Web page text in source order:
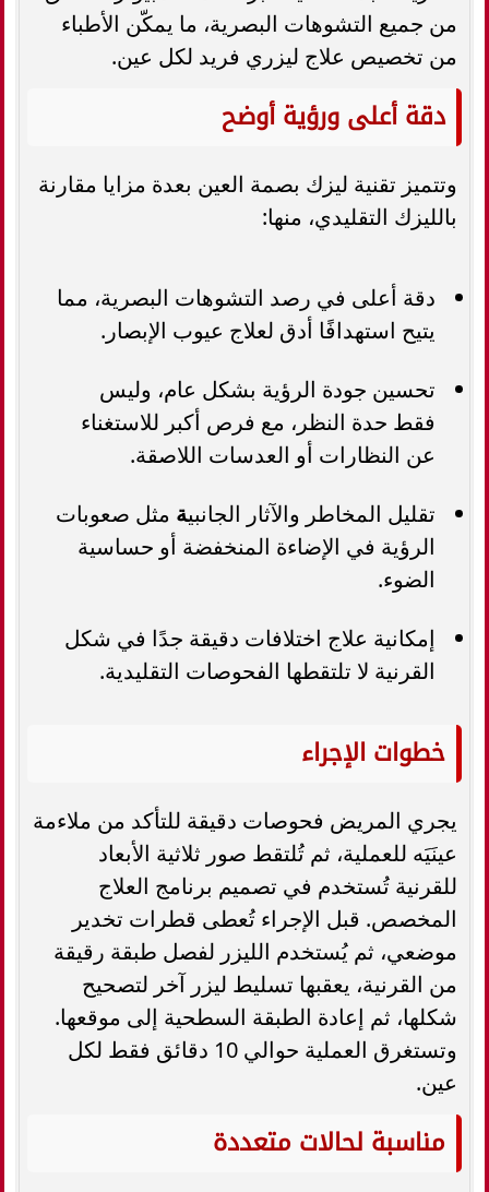
من جميع التشوهات البصرية، ما يمكّن الأطباء
من تخصيص علاج ليزري فريد لكل عين.
دقة أعلى ورؤية أوضح
وتتميز تقنية ليزك بصمة العين بعدة مزايا مقارنة
بالليزك التقليدي، منها:
دقة أعلى في رصد التشوهات البصرية، مما
يتيح استهدافًا أدق لعلاج عيوب الإبصار.
تحسين جودة الرؤية بشكل عام، وليس
فقط حدة النظر، مع فرص أكبر للاستغناء
عن النظارات أو العدسات اللاصقة.
تقليل المخاطر والآثار الجانبية مثل صعوبات
الرؤية في الإضاءة المنخفضة أو حساسية
الضوء.
إمكانية علاج اختلافات دقيقة جدًا في شكل
القرنية لا تلتقطها الفحوصات التقليدية.
خطوات الإجراء
يجري المريض فحوصات دقيقة للتأكد من ملاءمة
عينَيَه للعملية، ثم تُلتقط صور ثلاثية الأبعاد
للقرنية تُستخدم في تصميم برنامج العلاج
المخصص. قبل الإجراء تُعطى قطرات تخدير
موضعي، ثم يُستخدم الليزر لفصل طبقة رقيقة
من القرنية، يعقبها تسليط ليزر آخر لتصحيح
شكلها، ثم إعادة الطبقة السطحية إلى موقعها.
وتستغرق العملية حوالي 10 دقائق فقط لكل
عين.
مناسبة لحالات متعددة